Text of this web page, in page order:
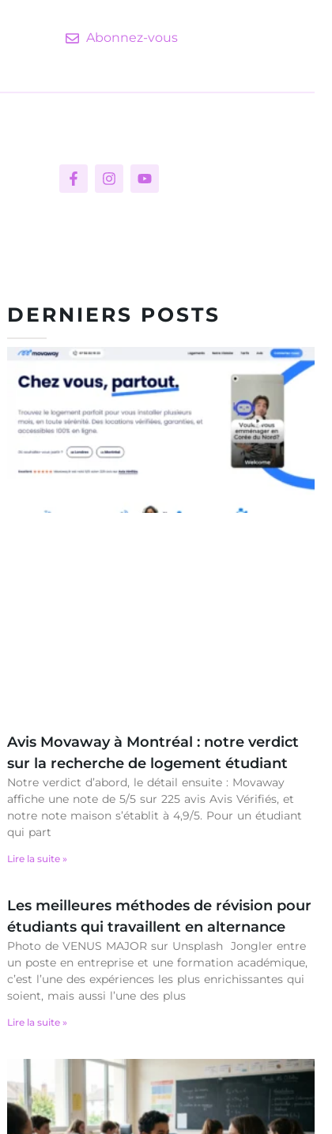
Abonnez-vous
DERNIERS POSTS
Avis Movaway à Montréal : notre verdict
sur la recherche de logement étudiant
Notre verdict d’abord, le détail ensuite : Movaway
affiche une note de 5/5 sur 225 avis Avis Vérifiés, et
notre note maison s’établit à 4,9/5. Pour un étudiant
qui part
Lire la suite »
Les meilleures méthodes de révision pour
étudiants qui travaillent en alternance
Photo de VENUS MAJOR sur Unsplash Jongler entre
un poste en entreprise et une formation académique,
c’est l’une des expériences les plus enrichissantes qui
soient, mais aussi l’une des plus
Lire la suite »